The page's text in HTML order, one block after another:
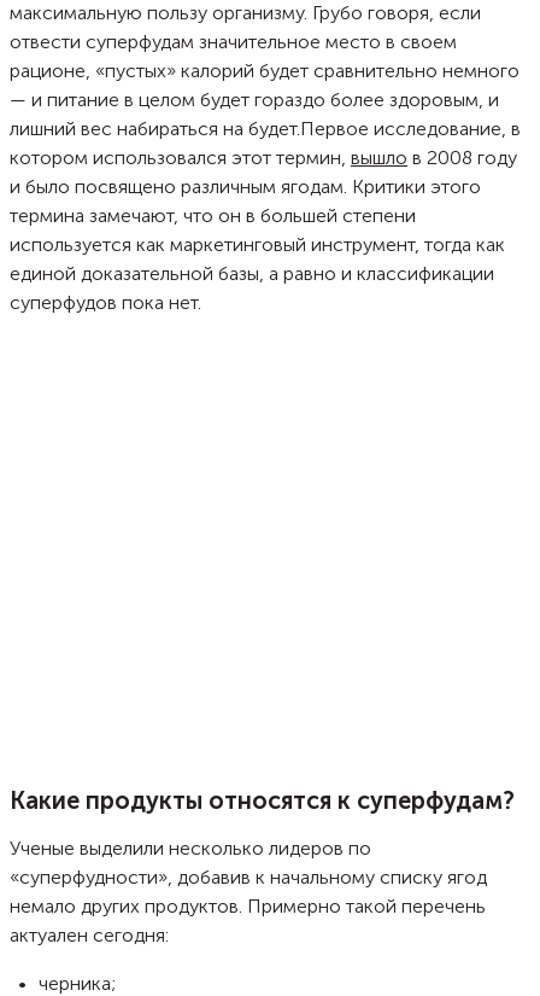
максимальную пользу организму. Грубо говоря, если
отвести суперфудам значительное место в своем
рационе, «пустых» калорий будет сравнительно немного
— и питание в целом будет гораздо более здоровым, и
лишний вес набираться на будет.Первое исследование, в
котором использовался этот термин, вышло в 2008 году
и было посвящено различным ягодам. Критики этого
термина замечают, что он в большей степени
используется как маркетинговый инструмент, тогда как
единой доказательной базы, а равно и классификации
суперфудов пока нет.
Какие продукты относятся к суперфудам?
Ученые выделили несколько лидеров по
«суперфудности», добавив к начальному списку ягод
немало других продуктов. Примерно такой перечень
актуален сегодня:
черника;